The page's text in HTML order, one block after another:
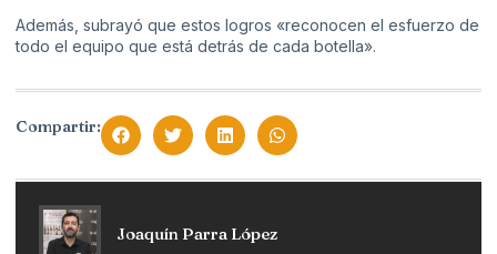
Además, subrayó que estos logros «reconocen el esfuerzo de
todo el equipo que está detrás de cada botella».
Compartir:
Joaquín Parra López